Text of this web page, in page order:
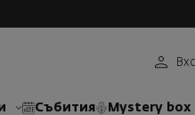
Събития Mystery box